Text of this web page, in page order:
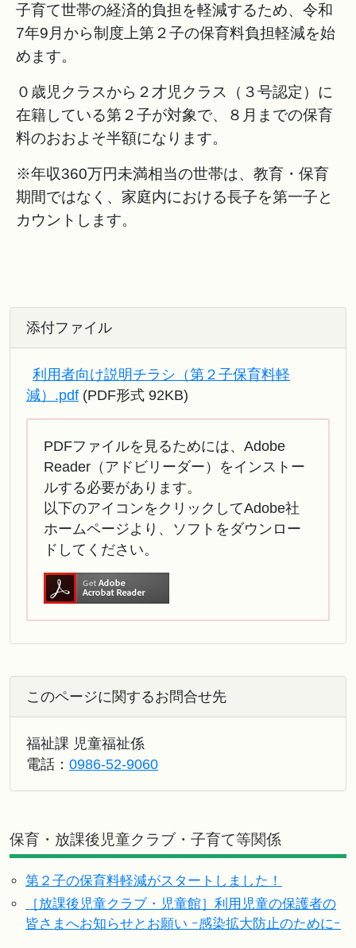
子育て世帯の経済的負担を軽減するため、令和
7年9月から制度上第２子の保育料負担軽減を始
めます。
０歳児クラスから２才児クラス（３号認定）に
在籍している第２子が対象で、８月までの保育
料のおおよそ半額になります。
※年収360万円未満相当の世帯は、教育・保育
期間ではなく、家庭内における長子を第一子と
カウントします。
添付ファイル
利用者向け説明チラシ（第２子保育料軽
減）.pdf (PDF形式 92KB)
PDFファイルを見るためには、Adobe
Reader（アドビリーダー）をインストー
ルする必要があります。
以下のアイコンをクリックしてAdobe社
ホームページより、ソフトをダウンロー
ドしてください。
このページに関するお問合せ先
福祉課 児童福祉係
電話： 0986-52-9060
保育・放課後児童クラブ・子育て等関係
第２子の保育料軽減がスタートしました！
［放課後児童クラブ・児童館］利用児童の保護者の
皆さまへお知らせとお願い ｰ感染拡大防止のためにｰ